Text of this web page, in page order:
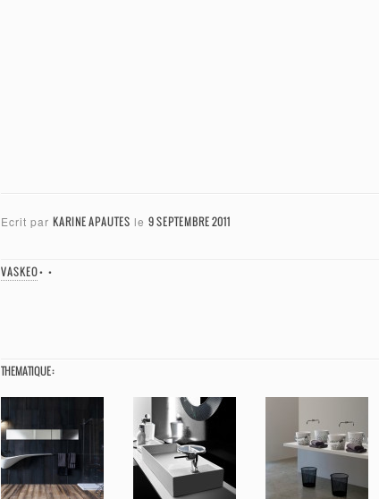
Ecrit par KARINE APAUTES le 9 SEPTEMBRE 2011
VASKEO• •
THEMATIQUE :